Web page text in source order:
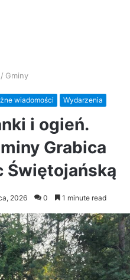
/ Gminy
wiadomości Wydarzenia
i ogień.
Grabica
Świętojańską
2026 0 1 minute read